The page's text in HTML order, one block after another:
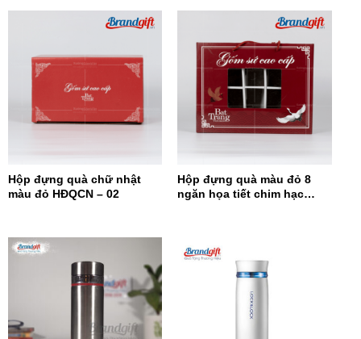
Hộp đựng quà chữ nhật
màu đỏ HĐQCN – 02
Hộp đựng quà màu đỏ 8
ngăn họa tiết chim hạc